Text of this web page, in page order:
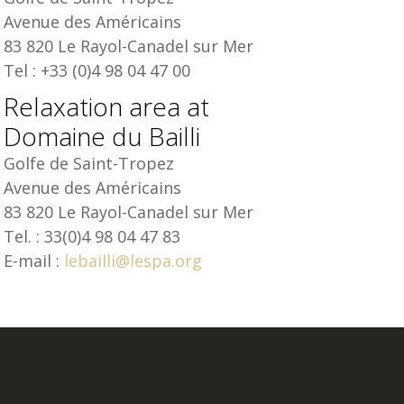
Avenue des Américains
83 820 Le Rayol-Canadel sur Mer
Tel : +33 (0)4 98 04 47 00
Relaxation area at
Domaine du Bailli
Golfe de Saint-Tropez
Avenue des Américains
83 820 Le Rayol-Canadel sur Mer
Tel. : 33(0)4 98 04 47 83
E-mail : lebailli@lespa.org